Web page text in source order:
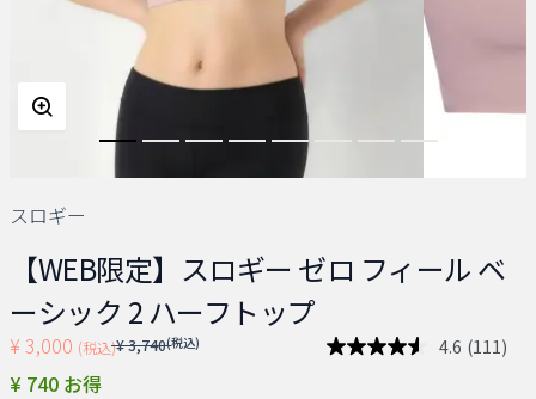
スロギー
【WEB限定】スロギー ゼロ フィール ベ
ーシック 2 ハーフトップ
¥ 3,000 (税込)Price reduced from
¥ 3,740(税込) 4.6 レ
(111)
¥ 740 お得